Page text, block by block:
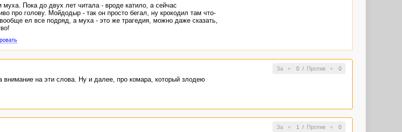
муха. Пока до двух лет читала - вроде катило, а сейчас
про голову. Мойдодыр - так он просто бегал, ну крокодил там что-
ел все подряд, а муха - это же трагедия, можно даже сказать,
За 0/ Против 0
внимание на эти слова. Ну и далее, про комара, который злодею
За 1 / Против 0